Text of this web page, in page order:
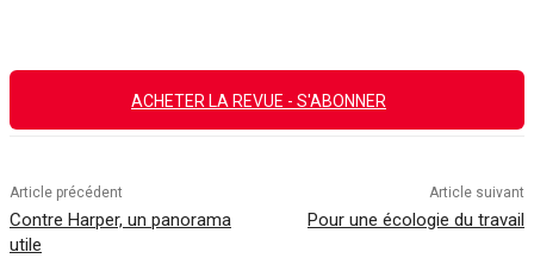
ACHETER LA REVUE - S'ABONNER
Article précédent
Contre Harper, un panorama
utile
Article suivant
Pour une écologie du travail